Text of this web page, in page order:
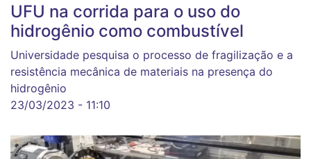
UFU na corrida para o uso do
hidrogênio como combustível
Universidade pesquisa o processo de fragilização e a
resistência mecânica de materiais na presença do
hidrogênio
23/03/2023 - 11:10